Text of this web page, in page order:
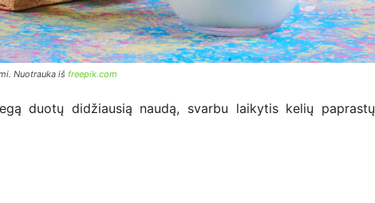
Nuotrauka iš freepik.com
duotų didžiausią naudą, svarbu laikytis kelių paprastų